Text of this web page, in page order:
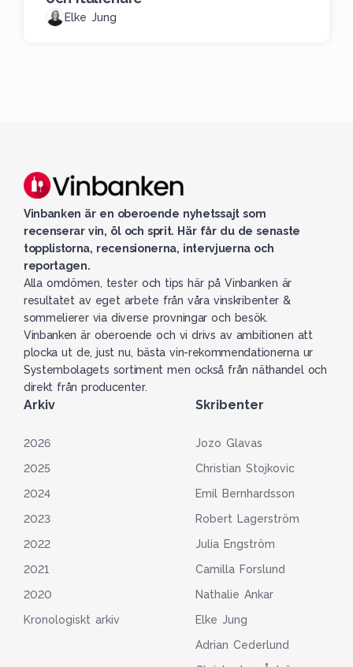
Elke Jung
Vinbanken är en oberoende nyhetssajt som
recenserar vin, öl och sprit. Här får du de senaste
topplistorna, recensionerna, intervjuerna och
reportagen.
Alla omdömen, tester och tips här på Vinbanken är
resultatet av eget arbete från våra vinskribenter &
sommelierer via diverse provningar och besök.
Vinbanken är oberoende och vi drivs av ambitionen att
plocka ut de, just nu, bästa vin-rekommendationerna ur
Systembolagets sortiment men också från näthandel och
direkt från producenter.
Arkiv
2026
2025
2024
2023
2022
2021
2020
Kronologiskt arkiv
Skribenter
Jozo Glavas
Christian Stojkovic
Emil Bernhardsson
Robert Lagerström
Julia Engström
Camilla Forslund
Nathalie Ankar
Elke Jung
Adrian Cederlund